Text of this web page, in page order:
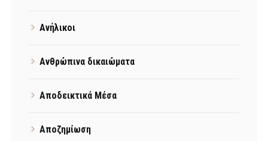
Ανήλικοι
Ανθρώπινα δικαιώματα
Αποδεικτικά Μέσα
Αποζημίωση